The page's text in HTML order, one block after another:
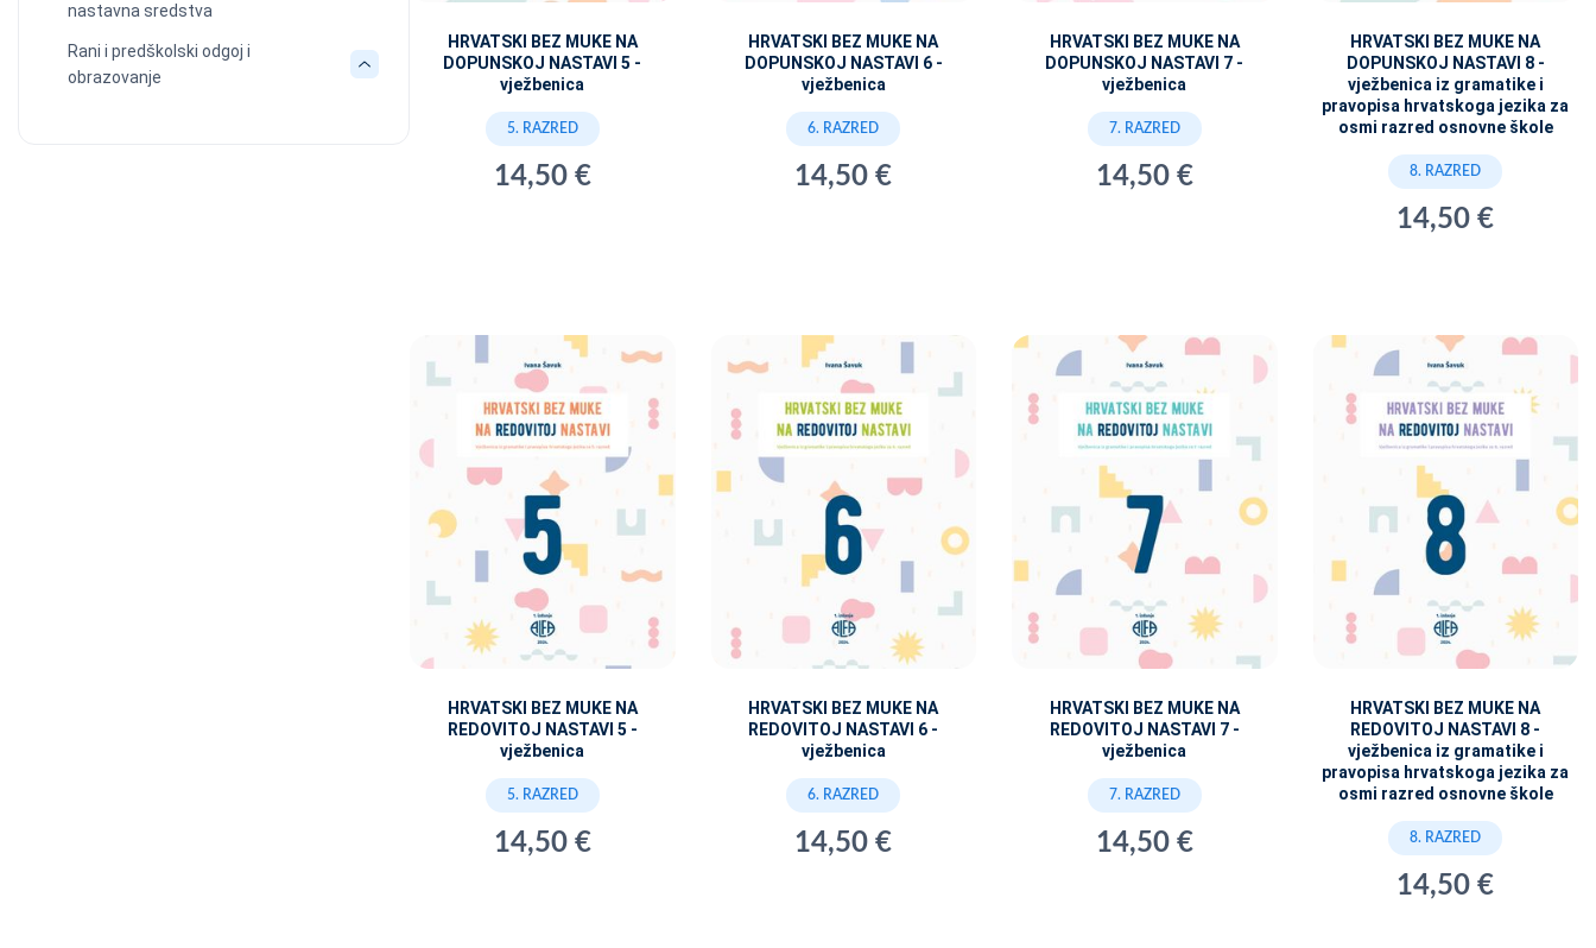
nastavna sredstva
Rani i predškolski odgoj i
obrazovanje
HRVATSKI BEZ MUKE NA
DOPUNSKOJ NASTAVI 5 -
vježbenica
5. RAZRED
14,50 €
HRVATSKI BEZ MUKE NA
DOPUNSKOJ NASTAVI 6 -
vježbenica
6. RAZRED
14,50 €
HRVATSKI BEZ MUKE NA
DOPUNSKOJ NASTAVI 7 -
vježbenica
7. RAZRED
14,50 €
HRVATSKI BEZ MUKE NA
DOPUNSKOJ NASTAVI 8 -
vježbenica iz gramatike i
pravopisa hrvatskoga jezika za
osmi razred osnovne škole
8. RAZRED
14,50 €
HRVATSKI BEZ MUKE NA
REDOVITOJ NASTAVI 5 -
vježbenica
5. RAZRED
14,50 €
HRVATSKI BEZ MUKE NA
REDOVITOJ NASTAVI 6 -
vježbenica
6. RAZRED
14,50 €
HRVATSKI BEZ MUKE NA
REDOVITOJ NASTAVI 7 -
vježbenica
7. RAZRED
14,50 €
HRVATSKI BEZ MUKE NA
REDOVITOJ NASTAVI 8 -
vježbenica iz gramatike i
pravopisa hrvatskoga jezika za
osmi razred osnovne škole
8. RAZRED
14,50 €